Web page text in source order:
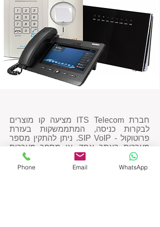
חברת ITS Telecom מציעה קו מוצרים
לבקרות כניסה, המתממשקות בעזרת
פרוטוקול - SIP VoIP. ניתן להתקין מספר
מערכות באתר אחד, או מספר מערכות
באתרים גיאוגרפיים שונים, על בסיס
ממשק VoIP. בקרות הכניסה מסוג זה
Phone Email WhatsApp